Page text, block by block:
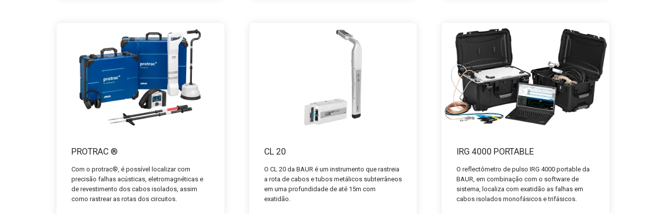
PROTRAC ®
Com o protrac®, é possível localizar com
precisão falhas acústicas, eletromagnéticas e
de revestimento dos cabos isolados, assim
como rastrear as rotas dos circuitos.
CL 20
O CL 20 da BAUR é um instrumento que rastreia
a rota de cabos e tubos metálicos subterrâneos
em uma profundidade de até 15m com
exatidão.
IRG 4000 PORTABLE
O reflectômetro de pulso IRG 4000 portable da
BAUR, em combinação com o software de
sistema, localiza com exatidão as falhas em
cabos isolados monofásicos e trifásicos.